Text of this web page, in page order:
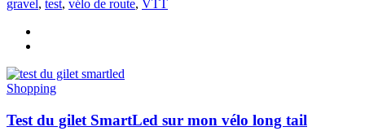
gravel, test, vélo de route, VTT
Shopping
Test du gilet SmartLed sur mon vélo long tail